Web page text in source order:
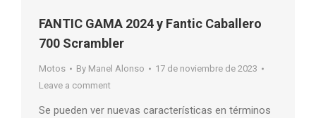
FANTIC GAMA 2024 y Fantic Caballero
700 Scrambler
Motos By Manel Alonso
17 de noviembre de 2023
Leave a comment
Se pueden ver nuevas características en términos